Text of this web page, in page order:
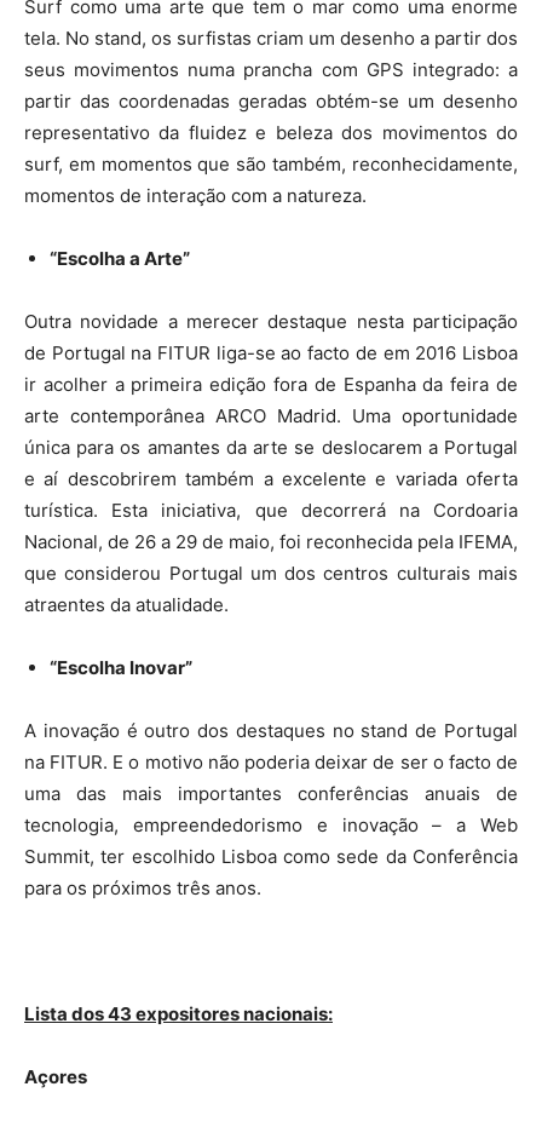
Surf como uma arte que tem o mar como uma enorme
tela. No stand, os surfistas criam um desenho a partir dos
seus movimentos numa prancha com GPS integrado: a
partir das coordenadas geradas obtém-se um desenho
representativo da fluidez e beleza dos movimentos do
surf, em momentos que são também, reconhecidamente,
momentos de interação com a natureza.
“Escolha a Arte”
Outra novidade a merecer destaque nesta participação
de Portugal na FITUR liga-se ao facto de em 2016 Lisboa
ir acolher a primeira edição fora de Espanha da feira de
arte contemporânea ARCO Madrid. Uma oportunidade
única para os amantes da arte se deslocarem a Portugal
e aí descobrirem também a excelente e variada oferta
turística. Esta iniciativa, que decorrerá na Cordoaria
Nacional, de 26 a 29 de maio, foi reconhecida pela IFEMA,
que considerou Portugal um dos centros culturais mais
atraentes da atualidade.
“Escolha Inovar”
A inovação é outro dos destaques no stand de Portugal
na FITUR. E o motivo não poderia deixar de ser o facto de
uma das mais importantes conferências anuais de
tecnologia, empreendedorismo e inovação – a Web
Summit, ter escolhido Lisboa como sede da Conferência
para os próximos três anos.
Lista dos 43 expositores nacionais:
Açores